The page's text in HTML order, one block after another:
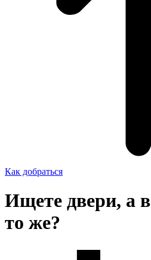
Как добраться
Ищете двери, а
то же?